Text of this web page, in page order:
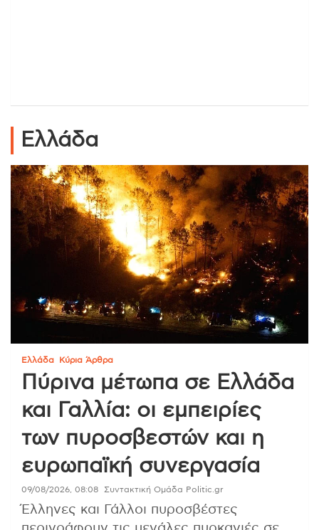
Ελλάδα
Ελλάδα Κύρια Άρθρα
Πύρινα μέτωπα σε Ελλάδα
και Γαλλία: οι εμπειρίες
των πυροσβεστών και η
ευρωπαϊκή συνεργασία
09/08/2026, 08:08 Συντακτική Ομάδα Politic.gr
Έλληνες και Γάλλοι πυροσβέστες